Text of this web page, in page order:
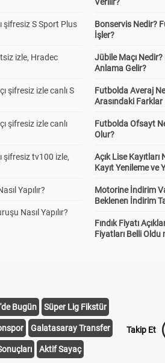
şifresiz S Sport Plus
izle, Hradec
şifresiz izle canlı S
şifresiz izle canlı
şifresiz tv100 izle,
Yapılır?
Nasıl Yapılır?
Bonservis Nedir?
İşler?
Jübile Maçı
Anlama Gelir?
Futbolda Averaj
Arasındaki Farklar
Futbolda Ofsayt
Olur?
Açık Lise
Kayıt Yenileme ve
Motorine İndirim
Beklenen İndirim
Fındık Fiyatı
Fiyatları Belli Oldu
Bugün Süper Lig Fikstür
Galatasaray Transfer
Aktif Sayaç
Takip Et